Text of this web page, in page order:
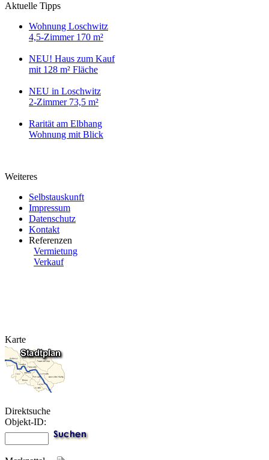
Aktuelle Tipps
Wohnung Loschwitz
4,5-Zimmer 170 m²
NEU! Haus zum Kauf
mit 128 m² Fläche
NEU in Loschwitz
2-Zimmer 73,5 m²
Rarität am Elbhang
Wohnung mit Blick
Weiteres
Selbstauskunft
Impressum
Datenschutz
Kontakt
Referenzen
Vermietung
Verkauf
Karte
Direktsuche
Objekt-ID: